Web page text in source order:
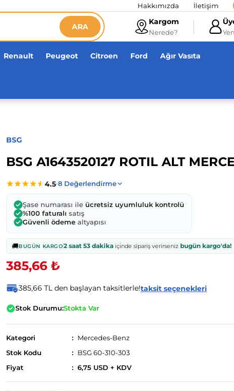
Hakkımızda İletişim
ARA
Kargom
Nerede?
Renault Peugeot Citroen Ford Ağır Vasıta
BSG
BSG A1643520127 ROTIL ALT
Şase numarası ile ücretsiz uyumluluk kontrolü
%100 faturalı satış
Güvenli ödeme altyapısı
🚚BUGÜN KARGO2 saat 53 dakikaiçinde sipariş verirseniz bugün kargo'da!
385,66 ₺
385,66 TL den başlayan taksitlerle!taksit seçenekleri
Stok Durumu:Stokta Var
Kategori
Mercedes-Benz
Stok Kodu
BSG 60-310-303
Fiyat
6,75 USD + KDV